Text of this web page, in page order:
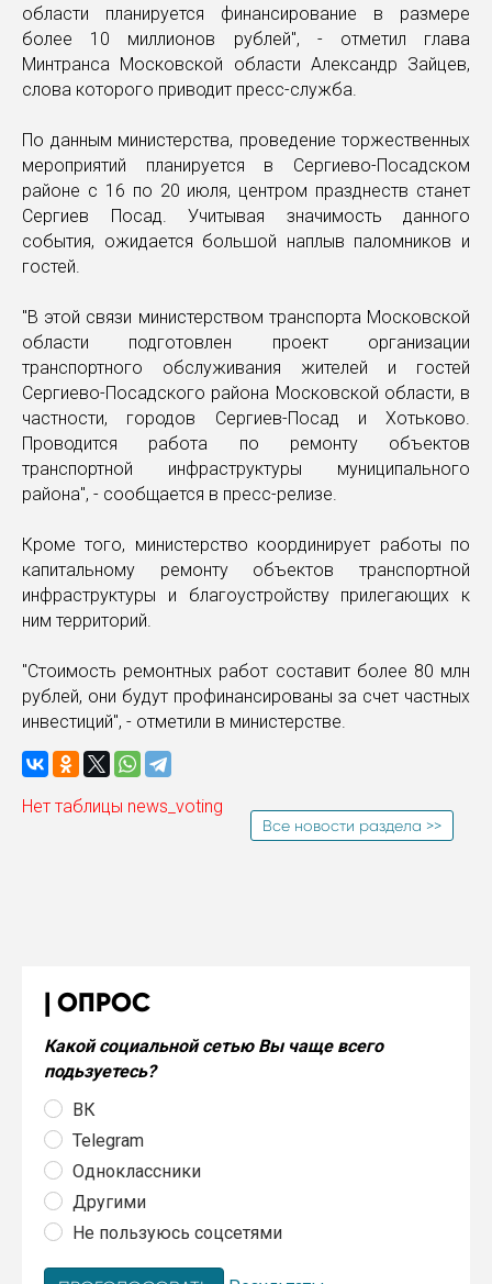
области планируется финансирование в размере
более 10 миллионов рублей", - отметил глава
Минтранса Московской области Александр Зайцев,
слова которого приводит пресс-служба.
По данным министерства, проведение торжественных
мероприятий планируется в Сергиево-Посадском
районе с 16 по 20 июля, центром празднеств станет
Сергиев Посад. Учитывая значимость данного
события, ожидается большой наплыв паломников и
гостей.
"В этой связи министерством транспорта Московской
области подготовлен проект организации
транспортного обслуживания жителей и гостей
Сергиево-Посадского района Московской области, в
частности, городов Сергиев-Посад и Хотьково.
Проводится работа по ремонту объектов
транспортной инфраструктуры муниципального
района", - сообщается в пресс-релизе.
Кроме того, министерство координирует работы по
капитальному ремонту объектов транспортной
инфраструктуры и благоустройству прилегающих к
ним территорий.
"Стоимость ремонтных работ составит более 80 млн
рублей, они будут профинансированы за счет частных
инвестиций", - отметили в министерстве.
Нет таблицы news_voting
Все новости раздела >>
ОПРОС
Какой социальной сетью Вы чаще всего
подьзуетесь?
ВК
Telegram
Одноклассники
Другими
Не пользуюсь соцсетями